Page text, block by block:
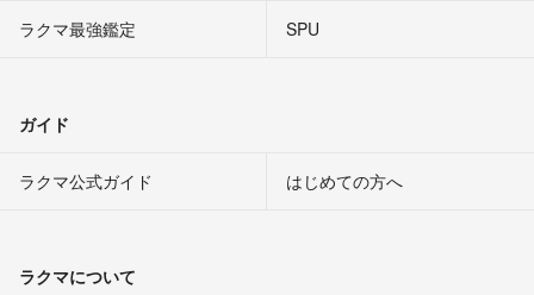
ラクマ最強鑑定
SPU
ガイド
ラクマ公式ガイド はじめての方へ
ラクマについて